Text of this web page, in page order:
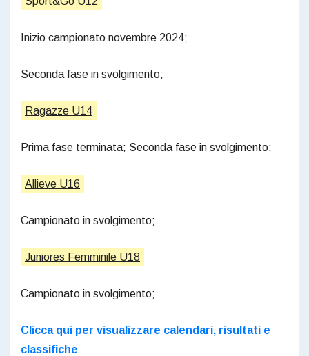
Inizio campionato novembre 2024;
Seconda fase in svolgimento;
Ragazze U14
Prima fase terminata; Seconda fase in svolgimento;
Allieve U16
Campionato in svolgimento;
Juniores Femminile U18
Campionato in svolgimento;
Clicca qui per visualizzare calendari, risultati e
classifiche